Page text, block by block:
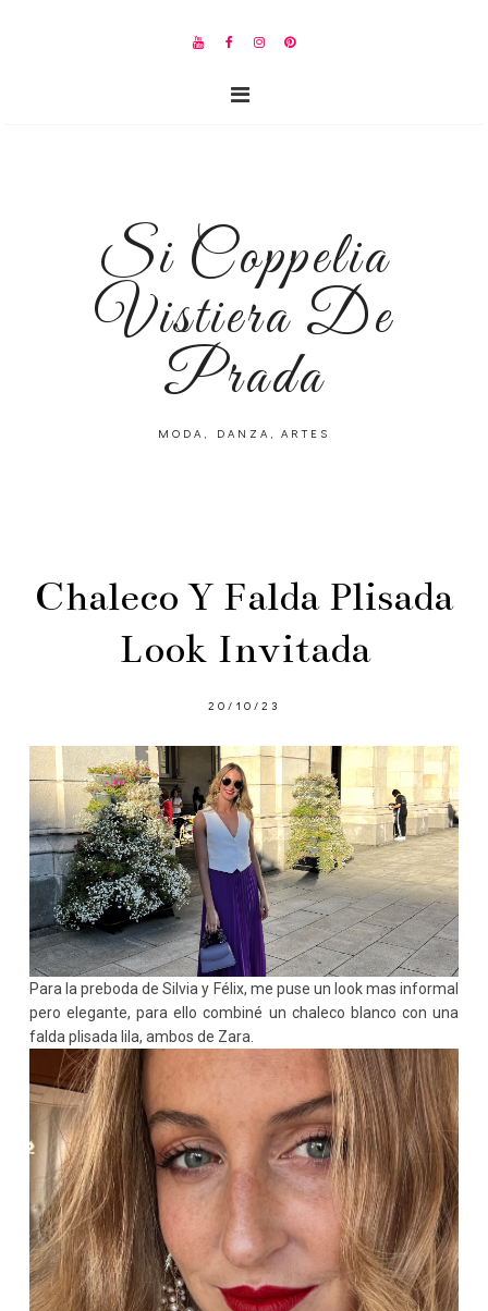
Si Coppelia
Vistiera De
Prada
MODA, DANZA, ARTES
Chaleco Y Falda Plisada
Look Invitada
20/10/23
Para la preboda de Silvia y Félix, me puse un look mas informal
pero elegante, para ello combiné un chaleco blanco con una
falda plisada lila, ambos de Zara.